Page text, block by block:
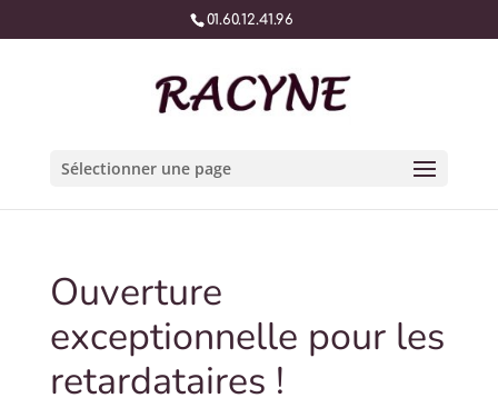
01.60.12.41.96
Sélectionner une page
Ouverture
exceptionnelle pour les
retardataires !